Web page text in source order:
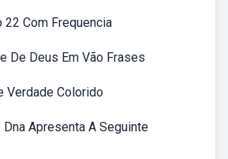
22 Com Frequencia
De Deus Em Vão Frases
Verdade Colorido
Dna Apresenta A Seguinte